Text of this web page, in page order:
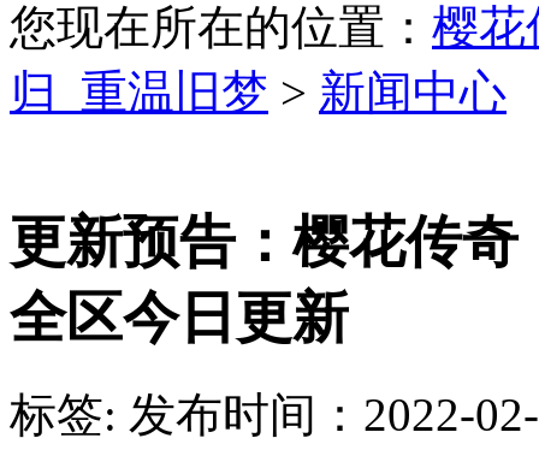
您现在所在的位置： 樱花
归_重温旧梦 > 新闻中心
更新预告：樱花传
全区今日更新
标签: 发布时间：2022-